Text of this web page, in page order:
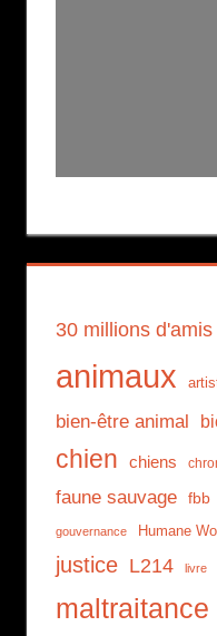
30 millions d'amis
animaux
bien-être animal
chien chiens
faune sauvage fbb
gouvernance Humane
justice L214 livre
maltraitance